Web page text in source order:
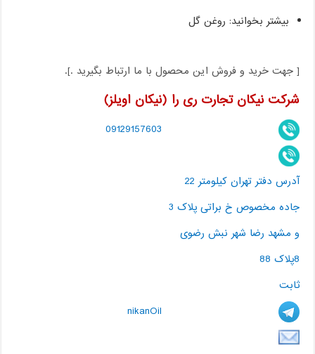
بیشتر بخوانید: روغن گل
[ جهت خرید و فروش این محصول با ما ارتباط بگیرید .].
شرکت نیکان تجارت ری را (نیکان اویلز)
09129157603
آدرس دفتر تهران کیلومتر 22
جاده مخصوص خ براتی پلاک 3
و مشهد رضا شهر نبش رضوی
8پلاک 88
ثابت
nikanOil